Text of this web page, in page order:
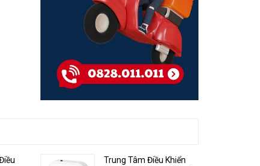
Trung Tâm Điều Khiển